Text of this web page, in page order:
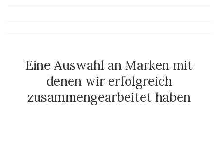
Eine Auswahl an Marken mit
denen wir erfolgreich
zusammengearbeitet haben